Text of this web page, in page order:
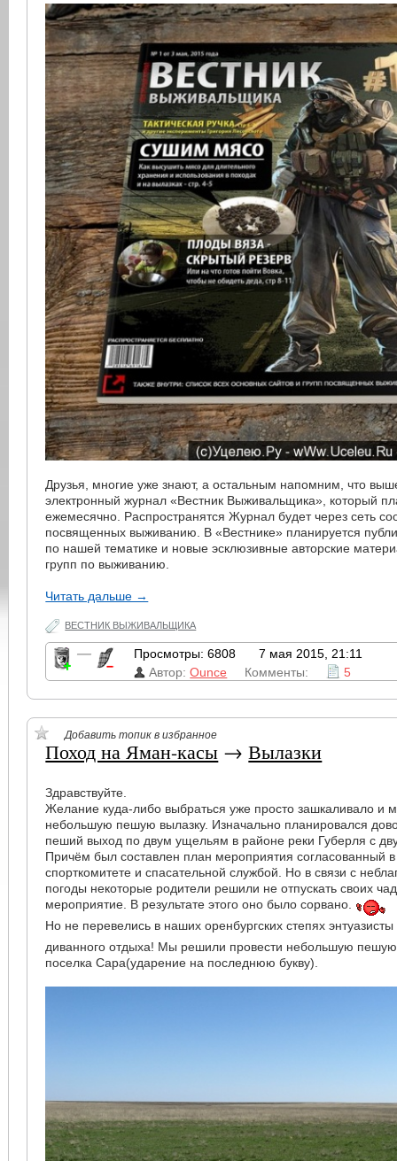
Друзья, многие уже знают, а остальным напомним, что
электронный журнал «Вестник Выживальщика», который
ежемесячно. Распространятся Журнал будет через сеть
посвященных выживанию. В «Вестнике» планируется
по нашей тематике и новые эсклюзивные авторские
групп по выживанию.
Читать дальше →
ВЕСТНИК ВЫЖИВАЛЬЩИКА
— Просмотры: 6808
7 мая 2015, 21:11
Автор:Ounce Комменты: 5
Добавить топик в избранное
Поход на Яман-касы →Вылазки
Здравствуйте.
Желание куда-либо выбраться уже просто зашкаливало и
небольшую пешую вылазку. Изначально планировался
пеший выход по двум ущельям в районе реки Губерля с
Причём был составлен план мероприятия согласованный в
спорткомитете и спасательной службой. Но в связи с
погоды некоторые родители решили не отпускать своих
мероприятие. В результате этого оно было сорвано.
Но не перевелись в наших оренбургских степях
диванного отдыха! Мы решили провести небольшую пешую
поселка Сара(ударение на последнюю букву).